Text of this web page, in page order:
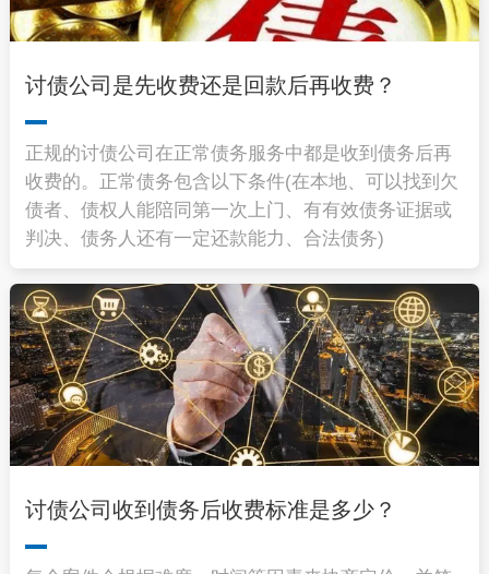
讨债公司是先收费还是回款后再收费？
正规的讨债公司在正常债务服务中都是收到债务后再
收费的。正常债务包含以下条件(在本地、可以找到欠
债者、债权人能陪同第一次上门、有有效债务证据或
判决、债务人还有一定还款能力、合法债务)
讨债公司收到债务后收费标准是多少？